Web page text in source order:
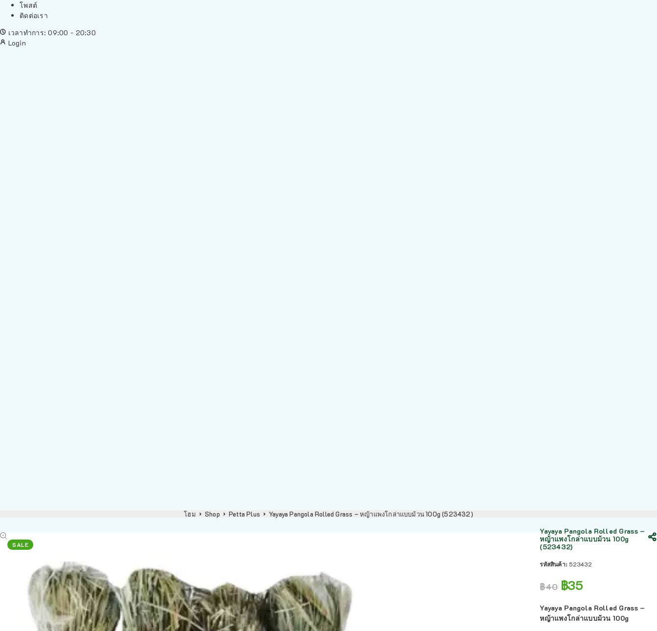
โพสต์
ติดต่อเรา
เวลาทำการ: 09:00 - 20:30
Login
โฮม Shop Petta Plus Yayaya Pangola Rolled Grass – หญ้าแพงโกล่าแบบม้วน 100g (523432)
SALE
Yayaya Pangola Rolled Grass –
หญ้าแพงโกล่าแบบม้วน 100g
(523432)
รหัสสินค้า: 523432
฿40 ฿35
Yayaya Pangola Rolled Grass –
หญ้าแพงโกล่าแบบม้วน 100g